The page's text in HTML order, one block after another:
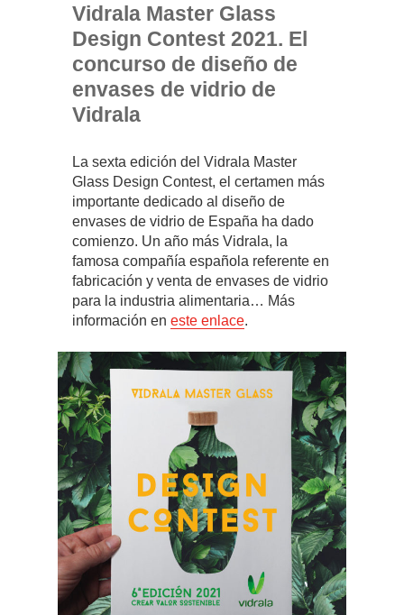
Vidrala Master Glass
Design Contest 2021. El
concurso de diseño de
envases de vidrio de
Vidrala
La sexta edición del Vidrala Master
Glass Design Contest, el certamen más
importante dedicado al diseño de
envases de vidrio de España ha dado
comienzo. Un año más Vidrala, la
famosa compañía española referente en
fabricación y venta de envases de vidrio
para la industria alimentaria… Más
información en este enlace.